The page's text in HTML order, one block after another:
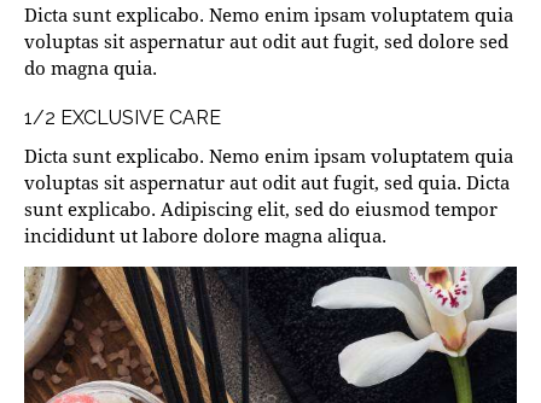
Dicta sunt explicabo. Nemo enim ipsam voluptatem quia
voluptas sit aspernatur aut odit aut fugit, sed dolore sed
do magna quia.
1/2 EXCLUSIVE CARE
Dicta sunt explicabo. Nemo enim ipsam voluptatem quia
voluptas sit aspernatur aut odit aut fugit, sed quia. Dicta
sunt explicabo. Adipiscing elit, sed do eiusmod tempor
incididunt ut labore dolore magna aliqua.